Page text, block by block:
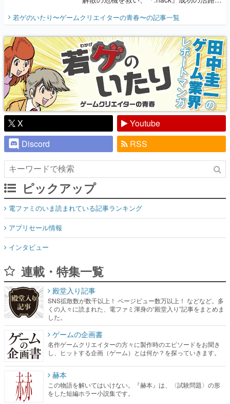
『少年ジャンプ』色だった【若ゲのいた
り】
若ゲのいたり〜ゲームクリエイターの青春〜の記事一覧
X
Youtube
Discord
RSS
ピックアップ
電ファミのいま読まれている記事ランキング
アプリセール情報
インタビュー
連載・特集一覧
殿堂入り記事
SNS拡散数が数千以上！ ページビュー数万以上！ などなど。多
くの人々に読まれた、電ファミ渾身の“殿堂入り”記事をまとめま
した。
ゲームの企画書
名作ゲームクリエイターの方々に製作時のエピソードをお聞き
し、ヒットする企画（ゲーム）とは何か？を探っていきます。
赫本
この物語を解いてはいけない。『赫本』は、〈試験問題〉の形
をした短編ホラー小説集です。